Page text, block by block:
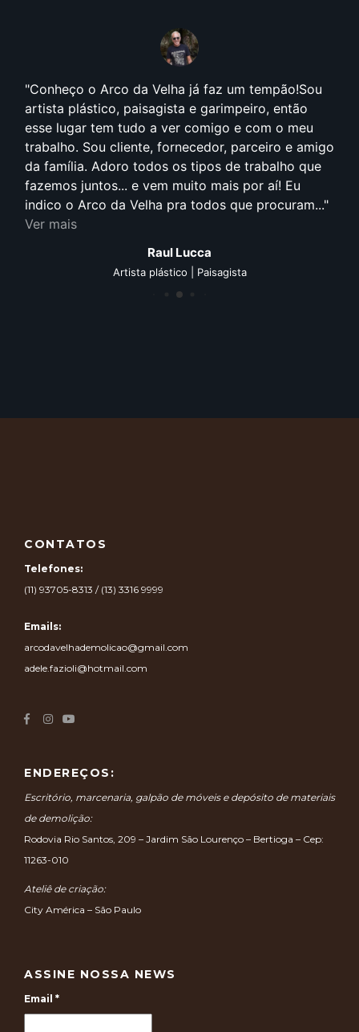
Conheço o Arco da Velha já faz um tempão!Sou
artista plástico, paisagista e garimpeiro, então
esse lugar tem tudo a ver comigo e com o meu
trabalho. Sou cliente, fornecedor, parceiro e amigo
da família. Adoro todos os tipos de trabalho que
fazemos juntos... e vem muito mais por aí! Eu
indico o Arco da Velha pra todos que procuram...
Ver mais
Raul Lucca
Artista plástico | Paisagista
CONTATOS
Telefones:
(11) 93705-8313 / (13) 3316 9999
Emails:
arcodavelhademolicao@gmail.com
adele.fazioli@hotmail.com
ENDEREÇOS:
Escritório, marcenaria, galpão de móveis e depósito de materiais
de demolição:
Rodovia Rio Santos, 209 – Jardim São Lourenço – Bertioga – Cep:
11263-010
Ateliê de criação:
City América – São Paulo
ASSINE NOSSA NEWS
Email *